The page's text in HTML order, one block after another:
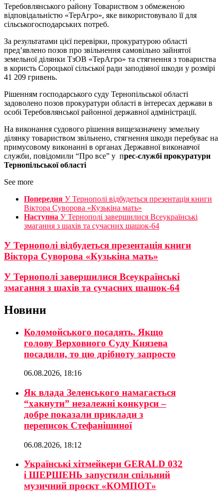
Теребовлянського району Товариством з обмеженою
відповідальністю «ТерАгро», яке використовувало її для
сільськогосподарських потреб.
За результатами цієї перевірки, прокуратурою області
пред’явлено позов про звільнення самовільно зайнятої
земельної ділянки ТзОВ «ТерАгро» та стягнення з товариства
в користь Сороцької сільської ради заподіяної шкоди у розмірі
41 209 гривень.
Рішенням господарського суду Тернопільської області
задоволено позов прокуратури області в інтересах держави в
особі Теребовлянської районної державної адміністрації.
На виконання судового рішення вищезазначену земельну
ділянку товариством звільнено, стягнення шкоди перебуває на
примусовому виконанні в органах Державної виконавчої
служби, повідомили “Про все” у прес-службі прокуратури
Тернопільської області
See more
Попередня У Тернополі відбудеться презентація книги
Віктора Суворова «Кузькіна мать»
Наступна У Тернополі завершилися Всеукраїнські
змагання з шахів та сучасних шашок-64
У Тернополі відбудеться презентація книги
Віктора Суворова «Кузькіна мать»
У Тернополі завершилися Всеукраїнські
змагання з шахів та сучасних шашок-64
Новини
Коломойського посадять. Якщо
голову Верховного Суду Князева
посадили, то цю дрібноту запросто
06.08.2026, 18:16
Як влада Зеленського намагається
“хакнути” незалежні конкурси –
добре показали приклади з
переписок Стефанішиної
06.08.2026, 18:12
Українські хітмейкери GERALD 032
і ШЕРШЕНЬ запустили спільний
музичний проєкт «КОМПОТ»